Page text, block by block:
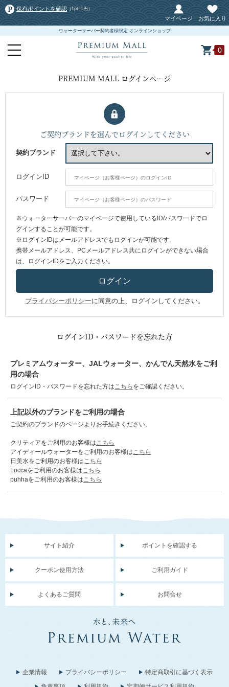
保有ポイントを確認 （1pt=1円）
マイページ お気に入り
ウォーターサーバー契約者様限定 オンラインショップ
0
PREMIUM MALL ログインページ
ご契約ブランドを選んでログインしてください
契約ブランド
ログインID
パスワード
※ウォーターサーバーのマイページで使用しているID/パスワードでロ
グインすることが可能です。
※ログインIDはメールアドレスでもログインが可能です。
携帯メールアドレス、PCメールアドレス共にログインができない場合
は、ログインIDをご入力ください。
プライバシーポリシーに同意の上、ログインしてください。
ログインID・パスワードを忘れた方
プレミアムウォーター、JALウォーター、かんでん天然水をご利
用の場合
ログインID・パスワードを忘れた方はこちら をご確認ください。
上記以外のブランドをご利用の場合
ご契約のブランドのページよりお手続きください。
クリティアをご利用のお客様はこちら
アイディールウォーターをご利用のお客様はこちら
日美水をご利用のお客様はこちら
Loccaをご利用のお客様はこちら
puhhaをご利用のお客様はこちら
サイト紹介 ポイントを確認する
クーポン使用方法 ご利用ガイド
よくあるご質問 お問合せ
企業情報 プライバシーポリシー
特定商取引に基づく表示